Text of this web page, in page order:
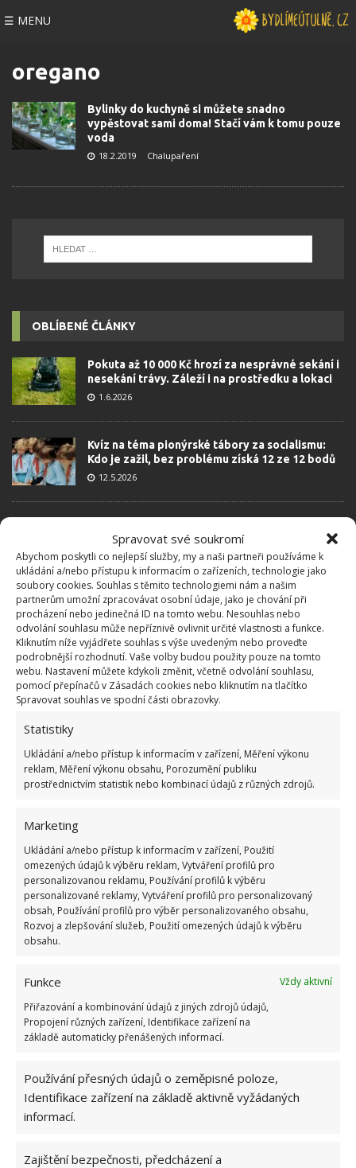
Spravovat své soukromí
Abychom poskytli co nejlepší služby, my a naši partneři používáme k
ukládání a/nebo přístupu k informacím o zařízeních, technologie jako
soubory cookies. Souhlas s těmito technologiemi nám a našim
partnerům umožní zpracovávat osobní údaje, jako je chování při
procházení nebo jedinečná ID na tomto webu. Nesouhlas nebo
odvolání souhlasu může nepříznivě ovlivnit určité vlastnosti a funkce.
Kliknutím níže vyjádřete souhlas s výše uvedeným nebo proveďte
podrobnější rozhodnutí. Vaše volby budou použity pouze na tomto
webu. Nastavení můžete kdykoli změnit, včetně odvolání souhlasu,
pomocí přepínačů v Zásadách cookies nebo kliknutím na tlačítko
Spravovat souhlas ve spodní části obrazovky.
Statistiky
Ukládání a/nebo přístup k informacím v zařízení, Měření výkonu
reklam, Měření výkonu obsahu, Porozumění publiku
prostřednictvím statistik nebo kombinací údajů z různých zdrojů.
Marketing
Ukládání a/nebo přístup k informacím v zařízení, Použití
omezených údajů k výběru reklam, Vytváření profilů pro
personalizovanou reklamu, Používání profilů k výběru
personalizované reklamy, Vytváření profilů pro personalizovaný
obsah, Používání profilů pro výběr personalizovaného obsahu,
Rozvoj a zlepšování služeb, Použití omezených údajů k výběru
obsahu.
Funkce
Vždy aktivní
Přiřazování a kombinování údajů z jiných zdrojů údajů,
Propojení různých zařízení, Identifikace zařízení na
základě automaticky přenášených informací.
Používání přesných údajů o zeměpisné poloze,
Identifikace zařízení na základě aktivně vyžádaných
informací.
Zajištění bezpečnosti, předcházení a
☰ MENU
oregano
Bylinky do kuchyně si můžete snadno
vypěstovat sami doma! Stačí vám k tomu pouze
voda
18.2.2019 Chalupaření
OBLÍBENÉ ČLÁNKY
Pokuta až 10 000 Kč hrozí za nesprávné sekání i
nesekání trávy. Záleží i na prostředku a lokaci
1.6.2026
Kvíz na téma pionýrské tábory za socialismu:
Kdo je zažil, bez problému získá 12 ze 12 bodů
12.5.2026
komunismu: 10 retro otázek ukáže, kdo má
dobrý přehled
23.6.2026
Retro kvíz o oblíbených autech v dobách
socialismu: Tehdejší řidiči musí získat 10 z 10
bodů
6.5.2026
ŽHAVÉ NOVINKY
7.8.2026
Pokojové rostliny pro začátečníky, které jsou
nenáročné a něco vydrží
7.8.2026
způsoby, jak její měkkost promění váš úklid
7.8.2026
O WEBU